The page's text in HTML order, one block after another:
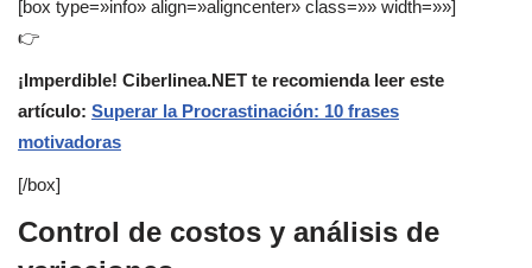
[box type=»info» align=»aligncenter» class=»» width=»»]
👉
¡Imperdible! Ciberlinea.NET te recomienda leer este
artículo: Superar la Procrastinación: 10 frases
motivadoras
[/box]
Control de costos y análisis de